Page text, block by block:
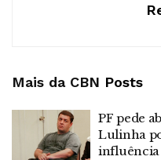
Mais da CBN Posts
PF pede
Lulinha
influência